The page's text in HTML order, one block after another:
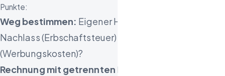
Punkte:
Weg bestimmen: Eigener Haushalt (§ 35a EStG),
Nachlass (Erbschaftsteuer) oder Vermietung
(Werbungskosten)?
Rechnung mit getrennten Posten: